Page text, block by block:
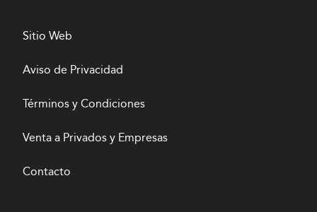
Sitio Web
Aviso de Privacidad
Términos y Condiciones
Venta a Privados y Empresas
Contacto